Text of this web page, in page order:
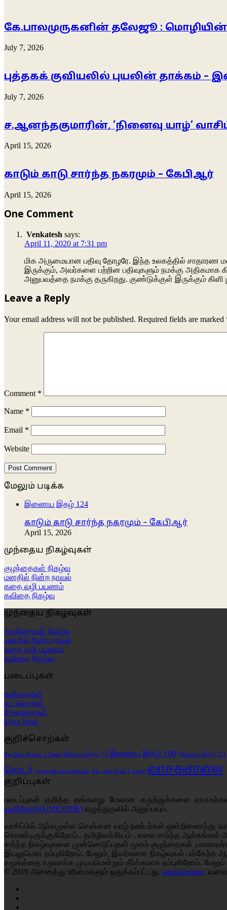
கே.பாலமுருகனின் தலேஜூ : மொழியின்
July 7, 2026
புத்தகக் குவியலில் புயலின் தாக்கம்
July 7, 2026
ச.ஆனந்தகுமாரின், ’நினைவு யாழ்’
April 15, 2026
காடும் காடு சார்ந்த நகரமும் – கேபிஆர்
April 15, 2026
One Comment
Venkatesh says:
April 11, 2020 at 7:31 pm
மிக அருமையான பதிவு தோழரே. இந்த உலகத்தில் சாதாரண
இருக்கும், அவர்களை பற்றின பதிவுகளும் நமக்கு
அனுபவத்தை நமக்கு தருகிறது. குண்டுக்குள் இருக்கும்
Leave a Reply
Your email address will not be published. Required fields are marked
Comment *
Name *
Email *
Website
மேலும் படிக்க
இணைய இதழ் 124
காடும் காடு சார்ந்த நகரமும் – கேபிஆர்
April 15, 2026
முந்தைய நிகழ்வுகள்
குழந்தைகள் நிகழ்வு
மனதில் நின்ற நாவல்
கதை வழி பயணம்
கவிதை நிகழ்வு
முந்தைய நிகழ்வுகள்
குழந்தைகள் நிகழ்வு
மனதில் நின்ற நாவல்
கதை வழி பயணம்
கவிதை நிகழ்வு
படைப்புகள்
கவிதைகள்
கட்டுரைகள்
சிறுகதைகள்
தொடர்கள்
குறிச்சொற்கள்
Big Boss Season 3 Tamil இணைய இதழ் 75 இணைய இதழ் 100 இணைய இதழ் 121
தொடர் நாராயணி சுப்ரமணியன் பிக் பாஸ் சீசன் 3 வளன் வாசகசாலை
குறிப்புகள்
படைப்புகள் குறித்த தங்களது மேலான கருத்துக்களை
யூனிகோடு(UNICODE) எழுத்துருவில் அனுப்பவும்.
வாசிப்பில் ஆர்வமுள்ள சென்னை வாழ் நண்பர்கள் ஒன்றிணைந்து
கொண்டிருக்குகிறோம்.. தமிழிலக்கியம் , கலை சார்ந்த ஆக்கங்கள்
சார்ந்த நிகழ்வுகளை முன்னெடுப்பதன் மூலம் குழந்தைகள்
இயலுமென நம்புகிறோம். மேலும், இவர்களை நிகழ்வுகள் பங்கேற்க
சமூகத்தை உருவாக்க முடியுமென்றும் தீர்க்கமாக நம்புகிறோம்.
© 2019 அனைத்து உரிமைகளும் ஒதுக்கப்பட்டது. வாசகசாலை.